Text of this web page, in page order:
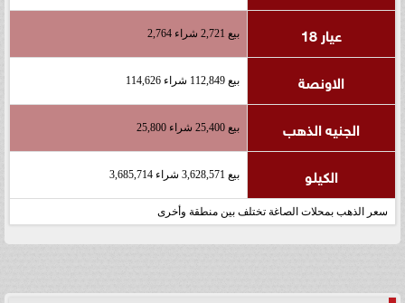
عيار 18 بيع 2,721 شراء 2,764
الاونصة بيع 112,849 شراء 114,626
الجنيه الذهب بيع 25,400 شراء 25,800
الكيلو بيع 3,628,571 شراء 3,685,714
سعر الذهب بمحلات الصاغة تختلف بين منطقة وأخرى